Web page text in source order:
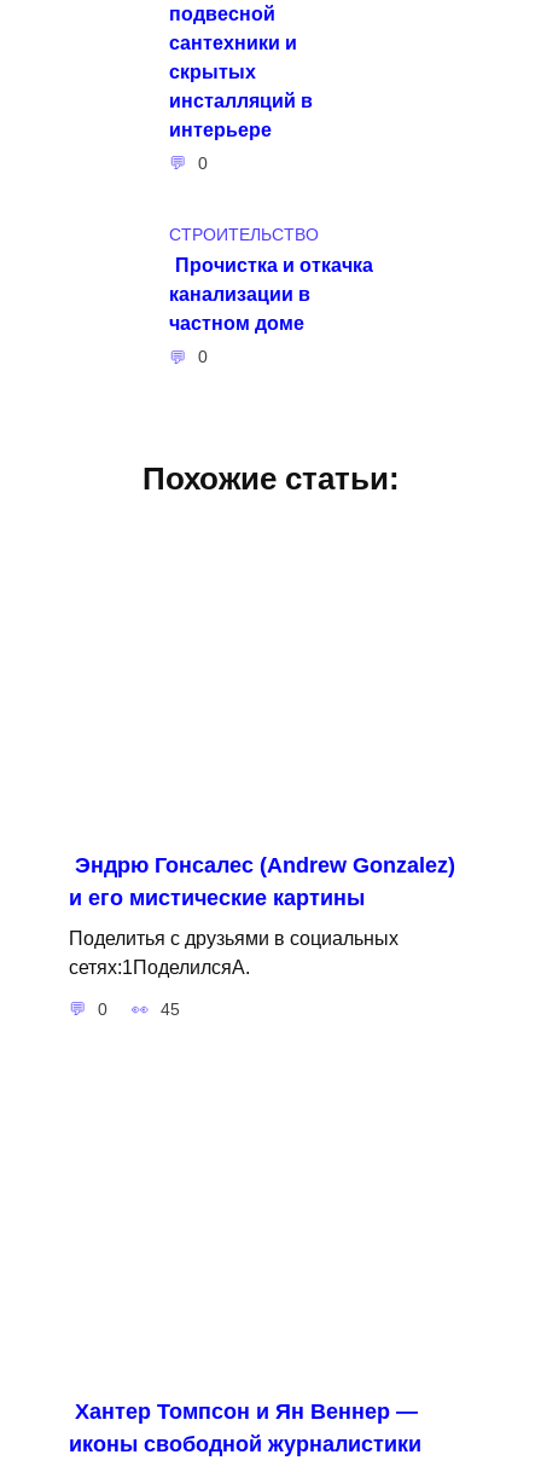
подвесной
сантехники и
скрытых
инсталляций в
интерьере
0
СТРОИТЕЛЬСТВО
Прочистка и откачка
канализации в
частном доме
0
Похожие статьи:
Эндрю Гонсалес (Andrew Gonzalez)
и его мистические картины
Поделитья с друзьями в социальных
сетях:1ПоделилсяA.
0 45
Хантер Томпсон и Ян Веннер —
иконы свободной журналистики